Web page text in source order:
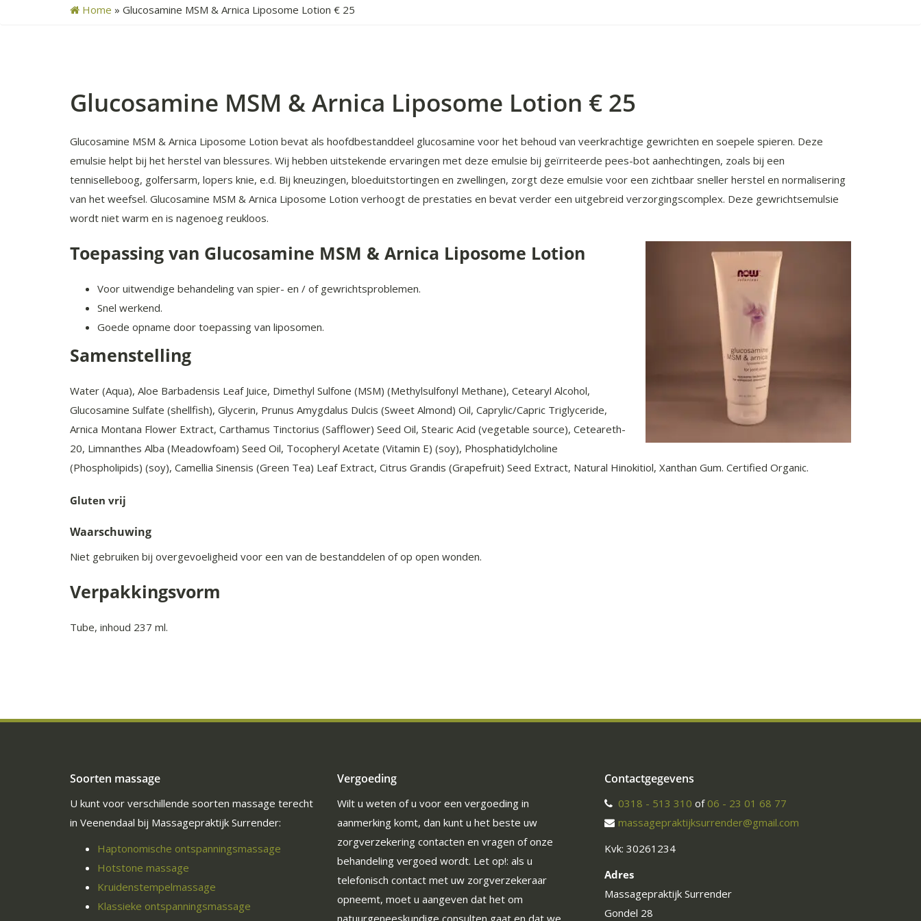
Home » Glucosamine MSM & Arnica Liposome Lotion € 25
Glucosamine MSM & Arnica Liposome Lotion € 25
Glucosamine MSM & Arnica Liposome Lotion bevat als hoofdbestanddeel glucosamine voor het behoud van veerkrachtige gewrichten en soepele spieren. Deze
emulsie helpt bij het herstel van blessures. Wij hebben uitstekende ervaringen met deze emulsie bij geïrriteerde pees-bot aanhechtingen, zoals bij een
tenniselleboog, golfersarm, lopers knie, e.d. Bij kneuzingen, bloeduitstortingen en zwellingen, zorgt deze emulsie voor een zichtbaar sneller herstel en normalisering
van het weefsel. Glucosamine MSM & Arnica Liposome Lotion verhoogt de prestaties en bevat verder een uitgebreid verzorgingscomplex. Deze gewrichtsemulsie
wordt niet warm en is nagenoeg reukloos.
Toepassing van Glucosamine MSM & Arnica Liposome Lotion
Voor uitwendige behandeling van spier- en / of gewrichtsproblemen.
Snel werkend.
Goede opname door toepassing van liposomen.
Samenstelling
Water (Aqua), Aloe Barbadensis Leaf Juice, Dimethyl Sulfone (MSM) (Methylsulfonyl Methane), Cetearyl Alcohol,
Glucosamine Sulfate (shellfish), Glycerin, Prunus Amygdalus Dulcis (Sweet Almond) Oil, Caprylic/Capric Triglyceride,
Arnica Montana Flower Extract, Carthamus Tinctorius (Safflower) Seed Oil, Stearic Acid (vegetable source), Ceteareth-
20, Limnanthes Alba (Meadowfoam) Seed Oil, Tocopheryl Acetate (Vitamin E) (soy), Phosphatidylcholine
(Phospholipids) (soy), Camellia Sinensis (Green Tea) Leaf Extract, Citrus Grandis (Grapefruit) Seed Extract, Natural Hinokitiol, Xanthan Gum. Certified Organic.
Gluten vrij
Waarschuwing
Niet gebruiken bij overgevoeligheid voor een van de bestanddelen of op open wonden.
Verpakkingsvorm
Tube, inhoud 237 ml.
Soorten massage
U kunt voor verschillende soorten massage terecht
in Veenendaal bij Massagepraktijk Surrender:
Haptonomische ontspanningsmassage
Hotstone massage
Kruidenstempelmassage
Klassieke ontspanningsmassage
Vergoeding
Wilt u weten of u voor een vergoeding in
aanmerking komt, dan kunt u het beste uw
zorgverzekering contacten en vragen of onze
behandeling vergoed wordt. Let op!: als u
telefonisch contact met uw zorgverzekeraar
opneemt, moet u aangeven dat het om
natuurgeneeskundige consulten gaat en dat we
Contactgegevens
0318 - 513 310 of 06 - 23 01 68 77
massagepraktijksurrender@gmail.com
Kvk: 30261234
Adres
Massagepraktijk Surrender
Gondel 28